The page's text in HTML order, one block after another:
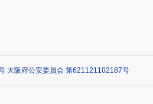
大阪府公安委員会 第621121102187号